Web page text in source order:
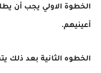
الخطوة الاولي يجب أن
أعينيهم.
الخطوه الثانية بعد ذلك